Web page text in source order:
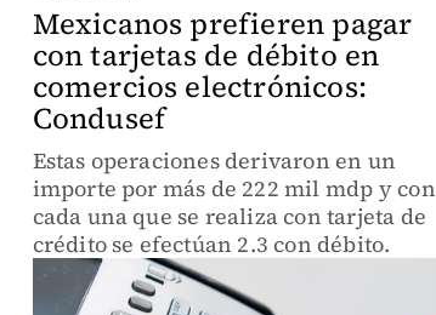
Mexicanos prefieren pagar
con tarjetas de débito en
comercios electrónicos:
Condusef
Estas operaciones derivaron en un
importe por más de 222 mil mdp y con
cada una que se realiza con tarjeta de
crédito se efectúan 2.3 con débito.